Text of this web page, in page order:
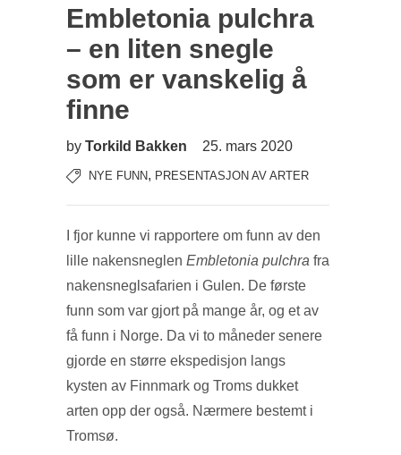
Embletonia pulchra
– en liten snegle
som er vanskelig å
finne
by Torkild Bakken 25. mars 2020
NYE FUNN, PRESENTASJON AV ARTER
I fjor kunne vi rapportere om funn av den
lille nakensneglen Embletonia pulchra fra
nakensneglsafarien i Gulen. De første
funn som var gjort på mange år, og et av
få funn i Norge. Da vi to måneder senere
gjorde en større ekspedisjon langs
kysten av Finnmark og Troms dukket
arten opp der også. Nærmere bestemt i
Tromsø.